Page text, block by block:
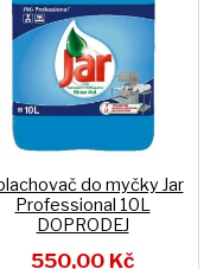
do myčky Jar
Professional 10L
DOPRODEJ
550,00 Kč